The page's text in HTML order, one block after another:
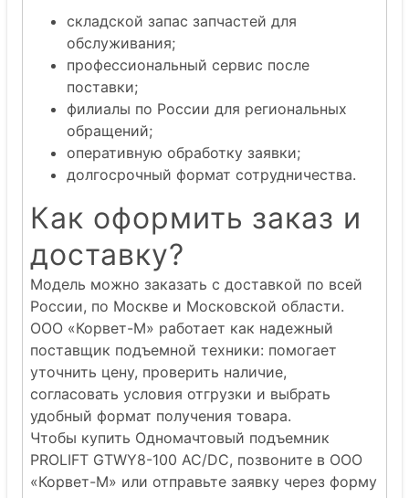
складской запас запчастей для
обслуживания;
профессиональный сервис после
поставки;
филиалы по России для региональных
обращений;
оперативную обработку заявки;
долгосрочный формат сотрудничества.
Как оформить заказ и
доставку?
Модель можно заказать с доставкой по всей
России, по Москве и Московской области.
ООО «Корвет-М» работает как надежный
поставщик подъемной техники: помогает
уточнить цену, проверить наличие,
согласовать условия отгрузки и выбрать
удобный формат получения товара.
Чтобы купить Одномачтовый подъемник
PROLIFT GTWY8-100 AC/DC, позвоните в ООО
«Корвет-М» или отправьте заявку через форму